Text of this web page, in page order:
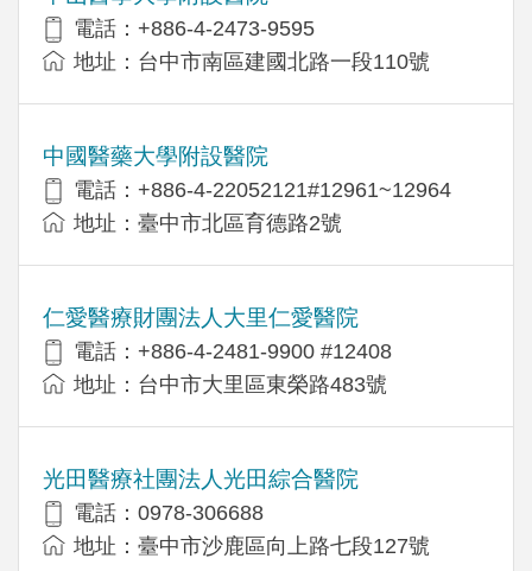
電話：+886-4-2473-9595
地址：台中市南區建國北路一段110號
中國醫藥大學附設醫院
電話：+886-4-22052121#12961~12964
地址：臺中市北區育德路2號
仁愛醫療財團法人大里仁愛醫院
電話：+886-4-2481-9900 #12408
地址：台中市大里區東榮路483號
光田醫療社團法人光田綜合醫院
電話：0978-306688
地址：臺中市沙鹿區向上路七段127號